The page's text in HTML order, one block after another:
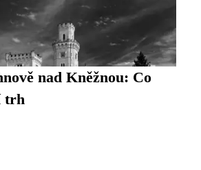
nad Kněžnou: Co
trh